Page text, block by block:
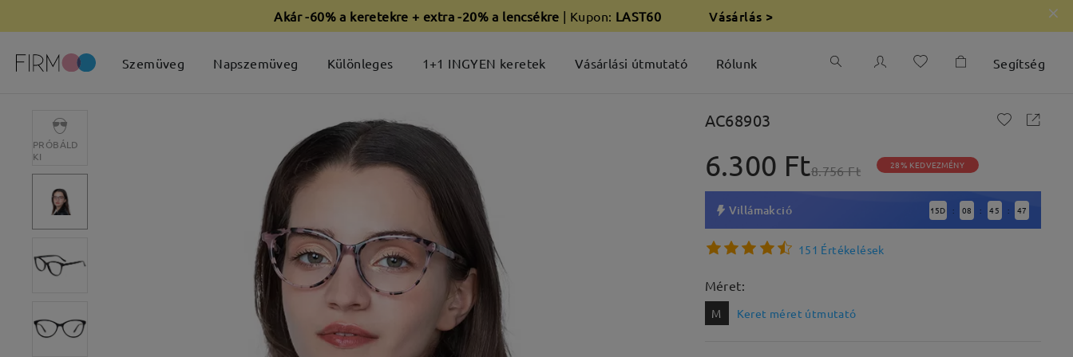
Akár -60% a keretekre + extra -20% a lencsékre | Kupon: LAST60 Vásárlás >
Szemüveg Napszemüveg Különleges 1+1 INGYEN keretek Vásárlási útmutató Rólunk Segítség
PRÓBÁLD
KI
AC68903
6.300 Ft8.756 Ft 28% KEDVEZMÉNY
Villámakció 15D : 08 : 45 : 46
151 Értékelések
Méret:
M Keret méret útmutató